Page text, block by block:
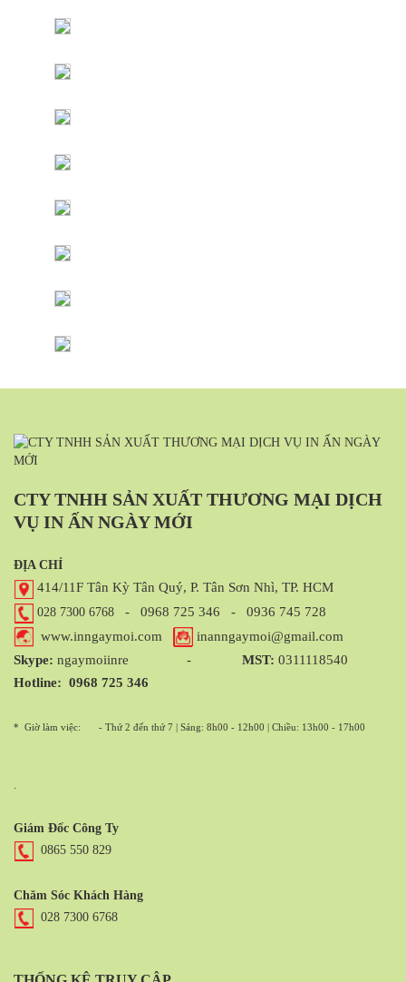
CTY TNHH SẢN XUẤT THƯƠNG MẠI DỊCH
VỤ IN ẤN NGÀY MỚI
ĐỊA CHỈ
414/11F Tân Kỳ Tân Quý, P. Tân Sơn Nhì, TP. HCM
028 7300 6768 - 0968 725 346 - 0936 745 728
www.inngaymoi.com
inanngaymoi@gmail.com
Skype: ngaymoiinre - MST: 0311118540
Hotline: 0968 725 346
* Giờ làm việc: - Thứ 2 đến thứ 7 | Sáng: 8h00 - 12h00 | Chiều: 13h00 - 17h00
.
Giám Đốc Công Ty
0865 550 829
Chăm Sóc Khách Hàng
028 7300 6768